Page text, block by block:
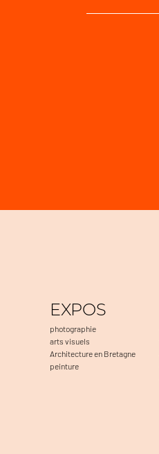
EXPOS
photographie
arts visuels
Architecture en Bretagne
peinture